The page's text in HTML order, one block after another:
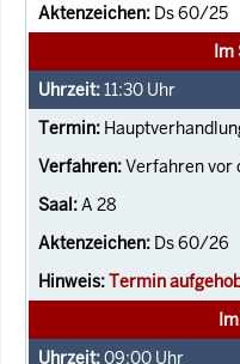
Ds 60/25
Im
11:30 Uhr
Verfahren vor
A 28
Ds 60/26
Termin
09:00 Uhr